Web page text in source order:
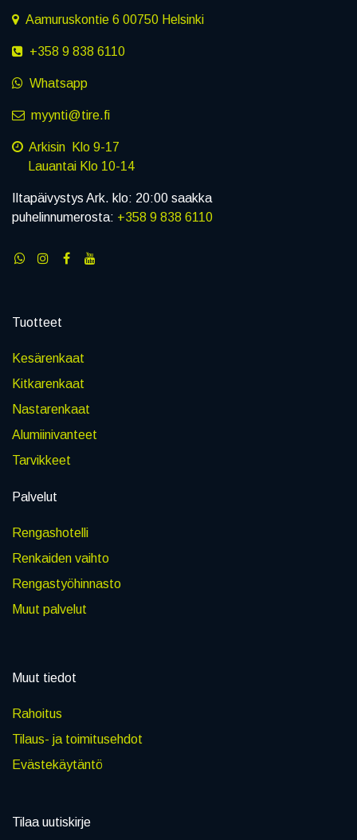
Aamuruskontie 6 00750 Helsinki
+358 9 838 6110
Whatsapp
myynti@tire.fi
Arkisin Klo 9-17
Lauantai Klo 10-14
Iltapäivystys Ark. klo: 20:00 saakka
puhelinnumerosta: +358 9 838 6110
Tuotteet
Kesärenkaat
Kitkarenkaat
Nastarenkaat
Alumiinivanteet
Tarvikkeet
Palvelut
Rengashotelli
Renkaiden vaihto
Rengastyöhinnasto
Muut palvelut
Muut tiedot
Rahoitus
Tilaus- ja toimitusehdot
Evästekäytäntö
Tilaa uutiskirje